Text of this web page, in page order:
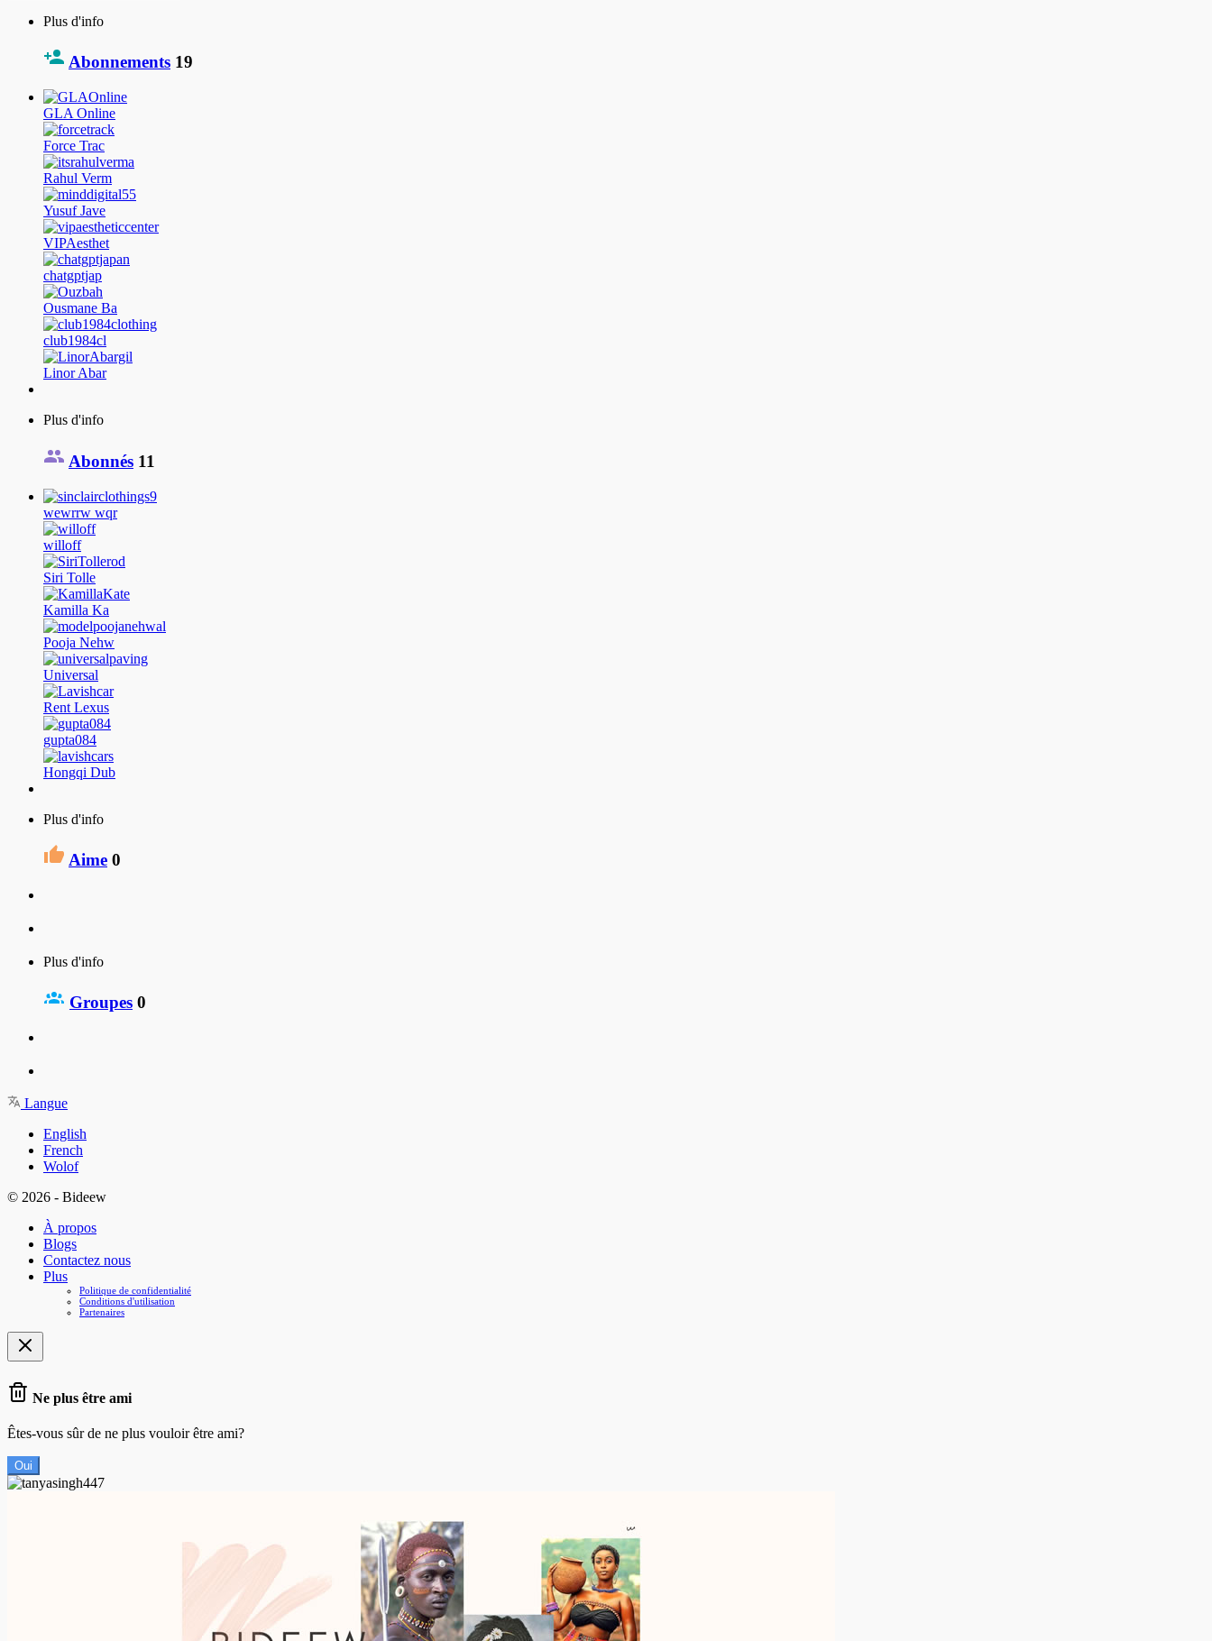
Plus d'info
Abonnements 19
GLA Online
Force Trac
Rahul Verm
Yusuf Jave
VIPAesthet
chatgptjap
Ousmane Ba
club1984cl
Linor Abar
Plus d'info
Abonnés 11
wewrrw wqr
willoff
Siri Tolle
Kamilla Ka
Pooja Nehw
Universal
Rent Lexus
gupta084
Hongqi Dub
Plus d'info
Aime 0
Plus d'info
Groupes 0
Langue
English
French
Wolof
© 2026 - Bideew
À propos
Blogs
Contactez nous
Plus
Politique de confidentialité
Conditions d'utilisation
Partenaires
Ne plus être ami
Êtes-vous sûr de ne plus vouloir être ami?
Oui